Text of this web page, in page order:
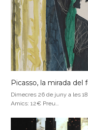
Picasso, la mirada del
Dimecres 26 de juny a les
Amics: 12€ Preu…